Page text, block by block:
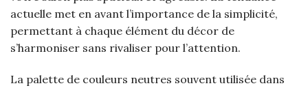
actuelle met en avant l’importance de la simplicité,
permettant à chaque élément du décor de
s’harmoniser sans rivaliser pour l’attention.
La palette de couleurs neutres souvent utilisée dans